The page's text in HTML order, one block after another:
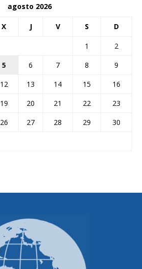
agosto 2026
X J V S D
1
2
5 6 7 8
9
12 13 14 15
16
19 20 21 22
23
26 27 28 29
30